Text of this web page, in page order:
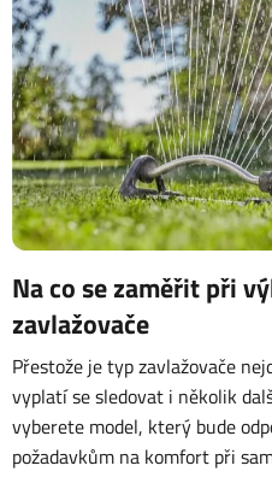
Na co se zaměřit při
zavlažovače
Přestože je typ zavlažovače
vyplatí se sledovat i několik
vyberete model, který bude
požadavkům na komfort při